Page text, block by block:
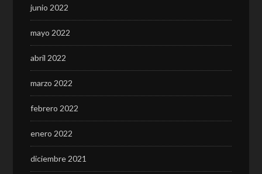
junio 2022
mayo 2022
abril 2022
marzo 2022
febrero 2022
enero 2022
diciembre 2021